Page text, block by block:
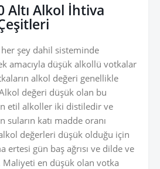
Altı Alkol İhtiva
şey dahil sisteminde
amacıyla düşük alkollü votkalar
alkol değeri genellikle
değeri düşük olan bu
etil alkoller iki distiledir ve
suların katı madde oranı
değerleri düşük olduğu için
ertesi gün baş ağrısı ve dilde ve
Maliyeti en düşük olan votka